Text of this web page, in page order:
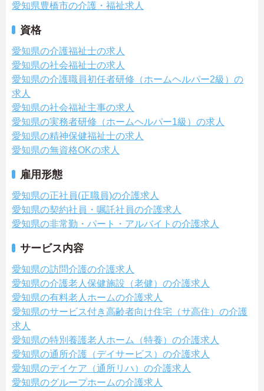
愛知県豊橋市の介護・福祉求人
資格
愛知県の介護福祉士の求人
愛知県の社会福祉士の求人
愛知県の介護職員初任者研修（ホームヘルパー2級）の
求人
愛知県の社会福祉主事の求人
愛知県の実務者研修（ホームヘルパー1級）の求人
愛知県の精神保健福祉士の求人
愛知県の無資格OKの求人
雇用形態
愛知県の正社員(正職員)の介護求人
愛知県の契約社員・嘱託社員の介護求人
愛知県の非常勤・パート・アルバイトの介護求人
サービス内容
愛知県の訪問介護の介護求人
愛知県の介護老人保健施設（老健）の介護求人
愛知県の有料老人ホームの介護求人
愛知県のサービス付き高齢者向け住宅（サ高住）の介護
求人
愛知県の特別養護老人ホーム（特養）の介護求人
愛知県の通所介護（デイサービス）の介護求人
愛知県のデイケア（通所リハ）の介護求人
愛知県のグループホームの介護求人